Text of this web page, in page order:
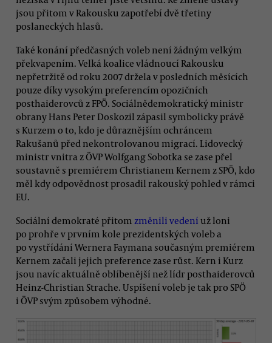
jsou přitom v Rakousku zapotřebí dvě třetiny
poslaneckých hlasů.
Také konání předčasných voleb není žádným velkým
překvapením. Velká koalice vládnoucí Rakousku
nepřetržitě od roku 2007 držela v posledních měsících
pouze díky vysokým preferencím opozičních
posthaiderovců z FPÖ. Sociálnědemokratický ministr
obrany Hans Peter Doskozil zápasil symbolicky právě
s Kurzem o to, kdo je důraznějším ochráncem
Rakušanů před nekontrolovanou migrací. Lidovecký
ministr vnitra z ÖVP Wolfgang Sobotka se zase přel
soustavně s premiérem Christianem Kernem z SPÖ, kdo
měl kdy odpovědnost prosadil rakouský pohled v rámci
EU.
Sociální demokraté přitom změnili vedení už loni
po prohře v prvním kole prezidentských voleb a
po vystřídání Wernera Faymana současným premiérem
Kernem začali jejich preference zase růst. Kern i Kurz
jsou navíc aktuálně oblíbenější než lídr posthaiderovců
Heinz-Christian Strache. Uspíšení voleb je tak pro SPÖ
i ÖVP svým způsobem výhodné.